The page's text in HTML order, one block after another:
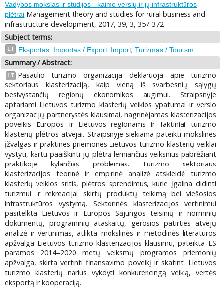
Vadybos mokslas ir studijos - kaimo verslų ir jų infrastruktūros
plėtrai Management theory and studies for rural business and
infrastructure development, 2017, 39, 3, 357-372
Subject terms:
LT Eksportas. Importas / Export. Import; Turizmas / Tourism.
Summary / Abstract:
LT
Pasaulio turizmo organizacija deklaruoja apie turizmo
sektoriaus klasterizaciją, kaip vieną iš svarbesnių sąlygų
besivystančių regionų ekonomikos augimui. Straipsnyje
aptariami Lietuvos turizmo klasterių veiklos ypatumai ir verslo
organizacijų partnerystės klausimai, nagrinėjamas klasterizacijos
poveikis Europos ir Lietuvos regionams ir faktiniai turizmo
klasterių plėtros atvejai. Straipsnyje siekiama pateikti mokslines
įžvalgas ir praktines priemones Lietuvos turizmo klasterių veiklai
vystyti, kartu paaiškinti jų plėtrą lemiančius veiksnius pabrėžiant
praktikoje kylančias problemas. Turizmo sektoriaus
klasterizacijos teorinė ir empirinė analizė atskleidė turizmo
klasterių veiklos sritis, plėtros sprendimus, kurie įgalina didinti
turizmui ir rekreacijai skirtų produktų teikimą bei viešosios
infrastruktūros vystymą. Sektorinės klasterizacijos vertinimui
pasitelkta Lietuvos ir Europos Sąjungos teisinių ir norminių
dokumentų, programinių ataskaitų, gerosios patirties atvejų
analizė ir vertinimas, atlikta mokslinės ir metodinės literatūros
apžvalga Lietuvos turizmo klasterizacijos klausimu, pateikta ES
paramos 2014–2020 metų veiksmų programos priemonių
apžvalga, skirta vertinti finansavimo poveikį ir skatinti Lietuvos
turizmo klasterių narius vykdyti konkurencingą veiklą, vertės
eksportą ir kooperaciją.